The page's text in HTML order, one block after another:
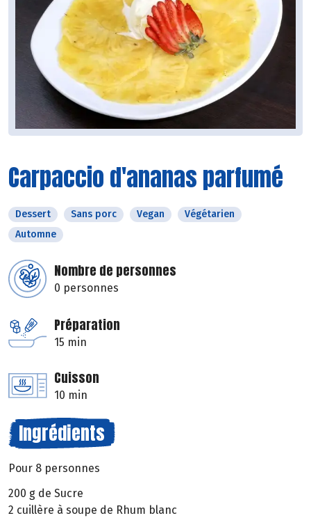
Carpaccio d'ananas parfumé
Dessert Sans porc Vegan
Végétarien
Automne
Nombre de personnes
0 personnes
Préparation
15 min
Cuisson
10 min
Ingrédients
Pour 8 personnes
200 g de Sucre
2 cuillère à soupe de Rhum blanc